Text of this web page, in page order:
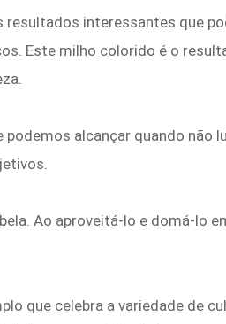
interessantes que
Este milho colorido é o
alcançar quando não
Ao aproveitá-lo e domá-lo
que celebra a variedade de